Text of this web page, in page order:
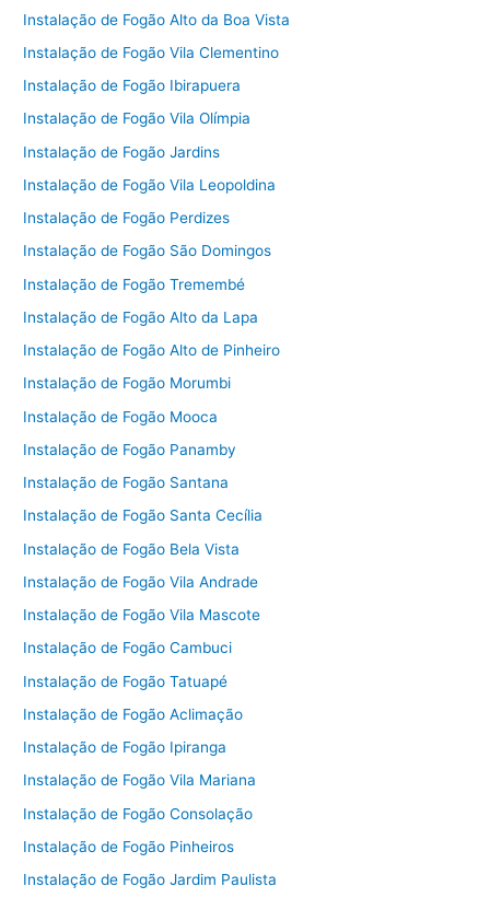
Instalação de Fogão Alto da Boa Vista
Instalação de Fogão Vila Clementino
Instalação de Fogão Ibirapuera
Instalação de Fogão Vila Olímpia
Instalação de Fogão Jardins
Instalação de Fogão Vila Leopoldina
Instalação de Fogão Perdizes
Instalação de Fogão São Domingos
Instalação de Fogão Tremembé
Instalação de Fogão Alto da Lapa
Instalação de Fogão Alto de Pinheiro
Instalação de Fogão Morumbi
Instalação de Fogão Mooca
Instalação de Fogão Panamby
Instalação de Fogão Santana
Instalação de Fogão Santa Cecília
Instalação de Fogão Bela Vista
Instalação de Fogão Vila Andrade
Instalação de Fogão Vila Mascote
Instalação de Fogão Cambuci
Instalação de Fogão Tatuapé
Instalação de Fogão Aclimação
Instalação de Fogão Ipiranga
Instalação de Fogão Vila Mariana
Instalação de Fogão Consolação
Instalação de Fogão Pinheiros
Instalação de Fogão Jardim Paulista